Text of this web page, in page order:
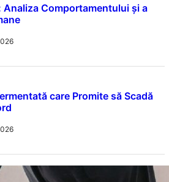
Analiza Comportamentului și a
care Promite să Scadă